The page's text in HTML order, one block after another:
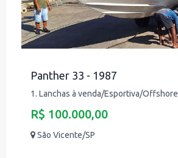
Panther 33 - 1987
1. Lanchas à venda/Esportiva/Offshore
R$ 100.000,00
São Vicente/SP